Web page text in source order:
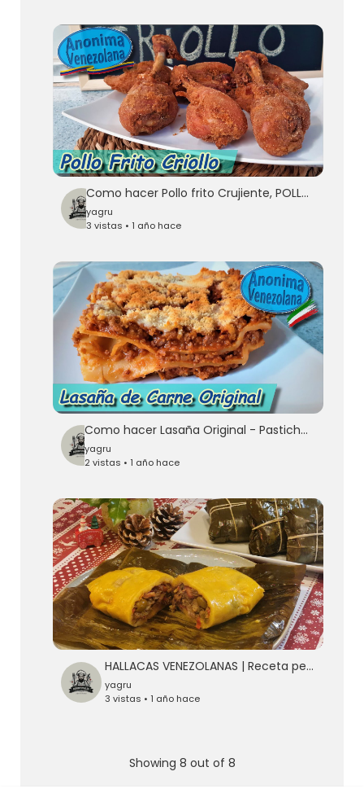
Como hacer Pollo frito Crujiente, POLLO FRITO CASERO - Pollo Frito Fácil y rápido
yagru
3 vistas • 1 año hace
Como hacer Lasaña Original - Pasticho de Carne Italiano - Lasagna clásica de carne
yagru
2 vistas • 1 año hace
HALLACAS VENEZOLANAS | Receta perfecta
yagru
3 vistas • 1 año hace
Showing 8 out of 8